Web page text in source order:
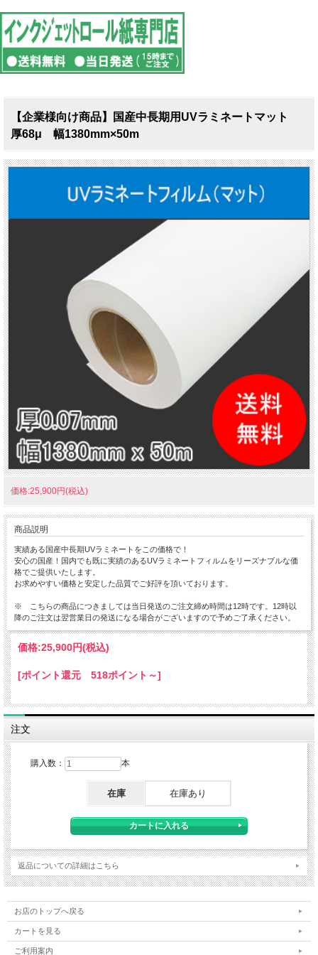
【企業様向け商品】国産中長期用UVラミネートマット
厚68μ 幅1380mm×50m
価格:25,900円(税込)
商品説明
実績ある国産中長期UVラミネートをこの価格で！
安心の国産！国内でも既に実績のあるUVラミネートフィルムをリーズナブルな価
格でご提供いたします。
お求めやすい価格と安定した品質でご好評を頂いております。
※ こちらの商品につきましては当日発送のご注文締め時間は12時です。12時以
降のご注文は翌営業日の発送になる場合がございますので予めご了承ください。
価格:25,900円(税込)
[ポイント還元 518ポイント～]
注文
購入数： 本
在庫 在庫あり
返品についての詳細はこちら
お店のトップへ戻る
カートを見る
ご利用案内